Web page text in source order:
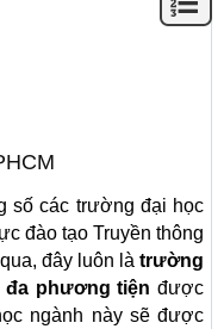
số các trường đại học
đào tạo Truyền thông
đây luôn là trường
đa phương tiện được
ngành này sẽ được